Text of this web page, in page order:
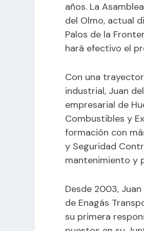
años. La
del Olmo, actual
Palos de la
hará efectivo el
Con una
industrial, Juan
empresarial de
Combustibles y
formación con
y Seguridad
mantenimiento y
Desde 2003,
de Enagás
su primera